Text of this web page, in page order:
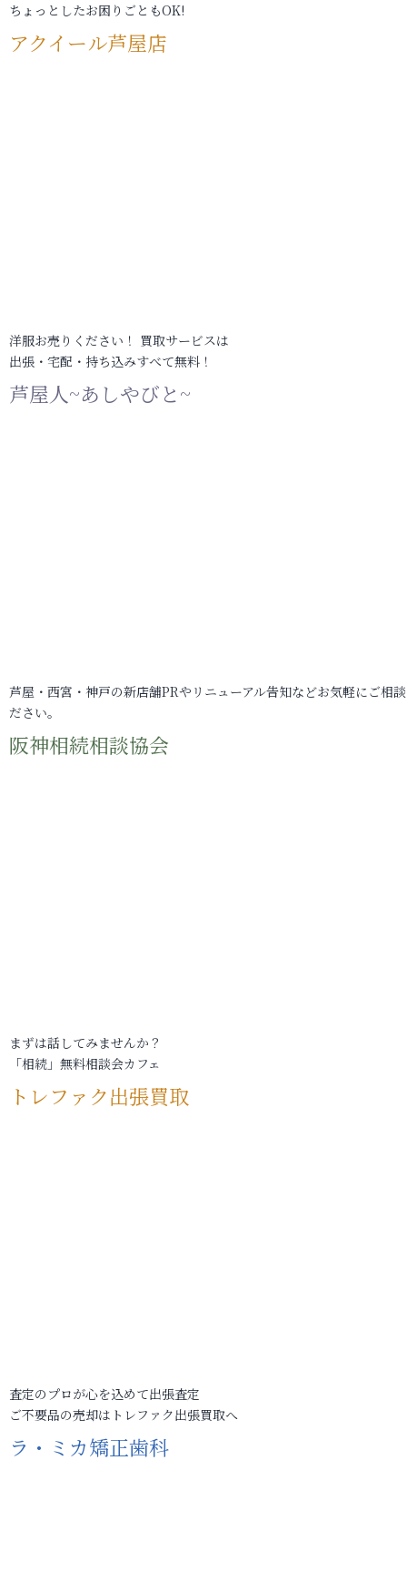
ちょっとしたお困りごともOK!
アクイール芦屋店
洋服お売りください！ 買取サービスは
出張・宅配・持ち込みすべて無料！
芦屋人~あしやびと~
芦屋・西宮・神戸の新店舗PRやリニューアル告知などお気軽にご相
ださい。
阪神相続相談協会
まずは話してみませんか？
「相続」無料相談会カフェ
トレファク出張買取
査定のプロが心を込めて出張査定
ご不要品の売却はトレファク出張買取へ
ラ・ミカ矯正歯科